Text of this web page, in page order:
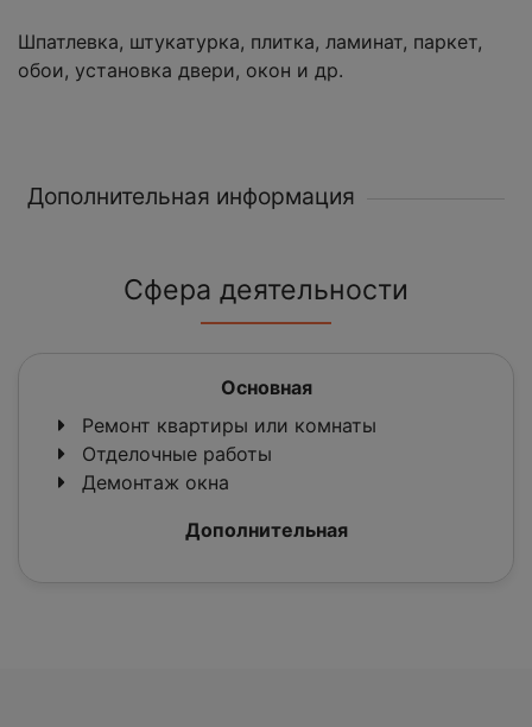
Шпатлевка, штукатурка, плитка, ламинат, паркет,
обои, установка двери, окон и др.
Дополнительная информация
Сфера деятельности
Основная
Ремонт квартиры или комнаты
Отделочные работы
Демонтаж окна
Дополнительная